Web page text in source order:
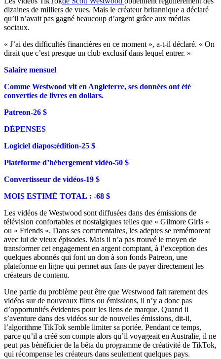
dizaines de milliers de vues. Mais le créateur britannique a déclaré
qu’il n’avait pas gagné beaucoup d’argent grâce aux médias
sociaux.
« J’ai des difficultés financières en ce moment », a-t-il déclaré. « On
dirait que c’est presque un club exclusif dans lequel entrer. »
Salaire mensuel
Comme Westwood vit en Angleterre, ses données ont été
converties de livres en dollars.
Patreon-26 $
DÉPENSES
Logiciel diapos;édition-25 $
Plateforme d’hébergement vidéo-50 $
Convertisseur de vidéos-19 $
MOIS ESTIMÉ TOTAL : -68 $
Les vidéos de Westwood sont diffusées dans des émissions de
télévision confortables et nostalgiques telles que « Gilmore Girls »
ou « Friends ». Dans ses commentaires, les adeptes se remémorent
avec lui de vieux épisodes. Mais il n’a pas trouvé le moyen de
transformer cet engagement en argent comptant, à l’exception des
quelques abonnés qui font un don à son fonds Patreon, une
plateforme en ligne qui permet aux fans de payer directement les
créateurs de contenu.
Une partie du problème peut être que Westwood fait rarement des
vidéos sur de nouveaux films ou émissions, il n’y a donc pas
d’opportunités évidentes pour les liens de marque. Quand il
s’aventure dans des vidéos sur de nouvelles émissions, dit-il,
l’algorithme TikTok semble limiter sa portée. Pendant ce temps,
parce qu’il a créé son compte alors qu’il voyageait en Australie, il ne
peut pas bénéficier de la bêta du programme de créativité de TikTok,
qui récompense les créateurs dans seulement quelques pays.